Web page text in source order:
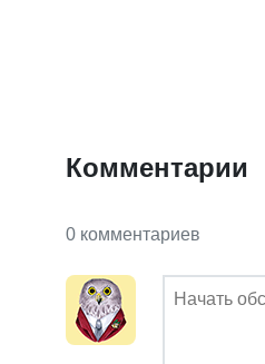
Комментарии
0 комментариев